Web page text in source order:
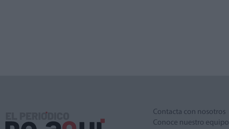
Contacta con nosotros
Conoce nuestro equipo